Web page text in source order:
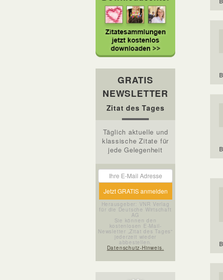
GRATIS
NEWSLETTER
Zitat des Tages
Täglich aktuelle und
klassische Zitate für
jede Gelegenheit
Herausgeber: VNR Verlag
für die Deutsche Wirtschaft
AG
Sie können den
kostenlosen E-Mail-
Newsletter „Zitat des Tages“
jederzeit wieder
abbestellen.
Datenschutz-Hinweis.